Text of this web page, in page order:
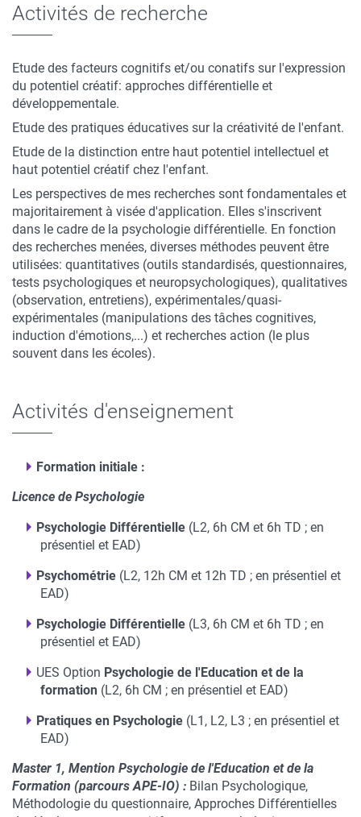
Activités de recherche
Etude des facteurs cognitifs et/ou conatifs sur l'expression
du potentiel créatif: approches différentielle et
développementale.
Etude des pratiques éducatives sur la créativité de l'enfant.
Etude de la distinction entre haut potentiel intellectuel et
haut potentiel créatif chez l'enfant.
Les perspectives de mes recherches sont fondamentales et
majoritairement à visée d'application. Elles s'inscrivent
dans le cadre de la psychologie différentielle. En fonction
des recherches menées, diverses méthodes peuvent être
utilisées: quantitatives (outils standardisés, questionnaires,
tests psychologiques et neuropsychologiques), qualitatives
(observation, entretiens), expérimentales/quasi-
expérimentales (manipulations des tâches cognitives,
induction d'émotions,...) et recherches action (le plus
souvent dans les écoles).
Activités d'enseignement
Formation initiale :
Licence de Psychologie
Psychologie Différentielle (L2, 6h CM et 6h TD ; en
présentiel et EAD)
Psychométrie (L2, 12h CM et 12h TD ; en présentiel et
EAD)
Psychologie Différentielle (L3, 6h CM et 6h TD ; en
présentiel et EAD)
UES Option Psychologie de l'Education et de la
formation (L2, 6h CM ; en présentiel et EAD)
Pratiques en Psychologie (L1, L2, L3 ; en présentiel et
EAD)
Master 1, Mention Psychologie de l'Education et de la
Formation (parcours APE-IO) : Bilan Psychologique,
Méthodologie du questionnaire, Approches Différentielles